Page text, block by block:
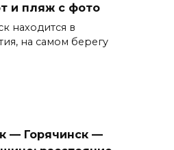
и пляж с фото
находится в
на самом берегу
— Горячинск —